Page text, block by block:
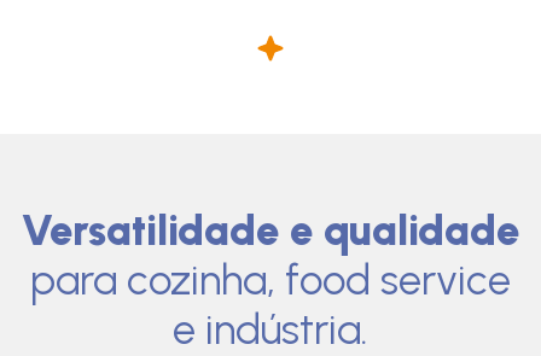
Versatilidade e qualidade
para cozinha, food service
e indústria.